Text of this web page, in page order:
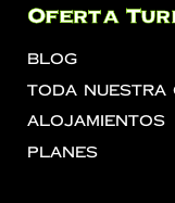
Oferta
Blog
Toda
Alojamientos
Planes